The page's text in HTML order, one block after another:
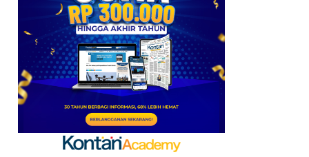
Kerja Sama dengan
Emirates hingga 2033, Ini
Detail Kemitraannya
7
Klasemen Grup A Piala
AFF 2026: Ini Skenario
Indonesia Lolos ke
Semifinal